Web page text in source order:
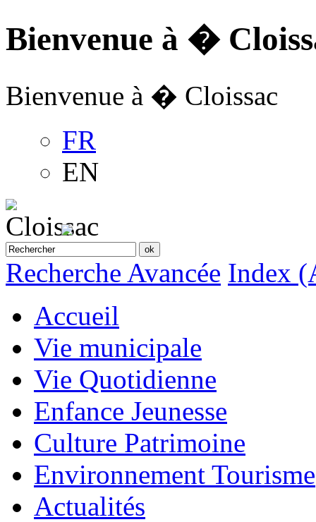
Bienvenue à �
Bienvenue à � Cloissac
FR
EN
Recherche Avancée Index
Accueil
Vie municipale
Vie Quotidienne
Enfance Jeunesse
Culture Patrimoine
Environnement Tourisme
Actualités